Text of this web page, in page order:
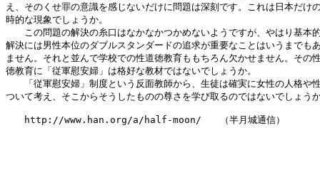
え、そのくせ罪の意識を感じないだけに問題は深刻です。これは日本だけ
時的な現象でしょうか。
この問題の解決の糸口はなかなかつかめないようですが、やはり基本
解決には男性本位のダブルスタンダードの追求が重要なことはいうまでも
ません。それと並んで学校での性道徳教育ももちろん欠かせません。その
徳教育に「従軍慰安婦」は格好な教材ではないでしょうか。
「従軍慰安婦」制度という反面教師から、生徒は確実に女性の人格や
ついて考え、そこからそうしたものの尊さを学び取るのではないでしょう
http://www.han.org/a/half-moon/　　（半月城通信）